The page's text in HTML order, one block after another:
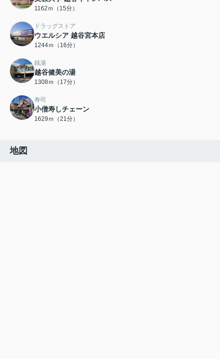
1162ｍ（15分）
ドラッグストア
ウエルシア 越谷宮本店
1244ｍ（16分）
銭湯
越谷健美の湯
1308ｍ（17分）
寿司
小僧寿しチェーン
1629ｍ（21分）
地図